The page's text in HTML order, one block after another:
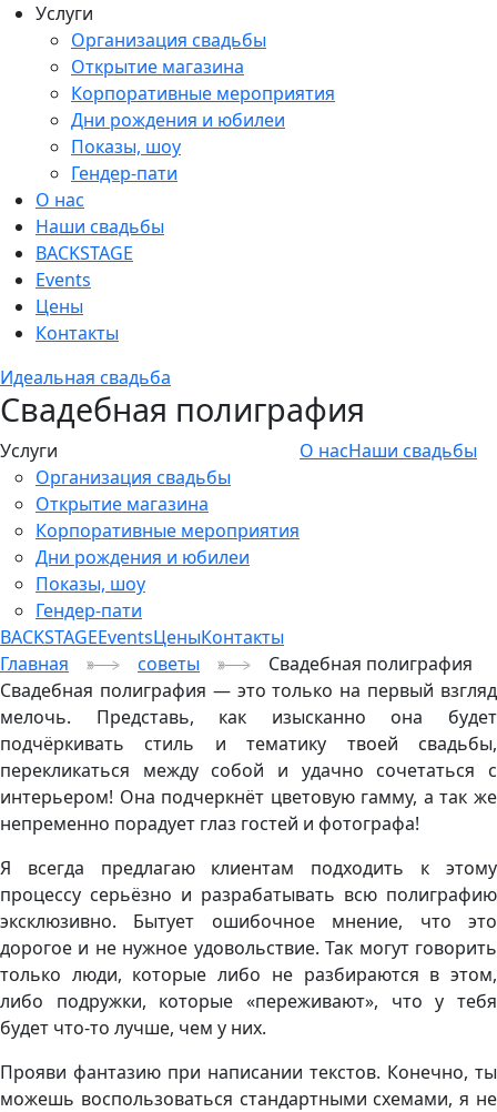
Услуги
Организация свадьбы
Открытие магазина
Корпоративные мероприятия
Дни рождения и юбилеи
Показы, шоу
Гендер-пати
О нас
Наши свадьбы
BACKSTAGE
Events
Цены
Контакты
Идеальная свадьба
Свадебная полиграфия
Услуги
Организация свадьбы
Открытие магазина
Корпоративные мероприятия
Дни рождения и юбилеи
Показы, шоу
Гендер-пати
О насНаши свадьбы
BACKSTAGEEventsЦеныКонтакты
Главная
советы
Свадебная полиграфия
Свадебная полиграфия — это только на первый взгляд
мелочь. Представь, как изысканно она будет
подчёркивать стиль и тематику твоей свадьбы,
перекликаться между собой и удачно сочетаться с
интерьером! Она подчеркнёт цветовую гамму, а так же
непременно порадует глаз гостей и фотографа!
Я всегда предлагаю клиентам подходить к этому
процессу серьёзно и разрабатывать всю полиграфию
эксклюзивно. Бытует ошибочное мнение, что это
дорогое и не нужное удовольствие. Так могут говорить
только люди, которые либо не разбираются в этом,
либо подружки, которые «переживают», что у тебя
будет что-то лучше, чем у них.
Прояви фантазию при написании текстов. Конечно, ты
можешь воспользоваться стандартными схемами, я не